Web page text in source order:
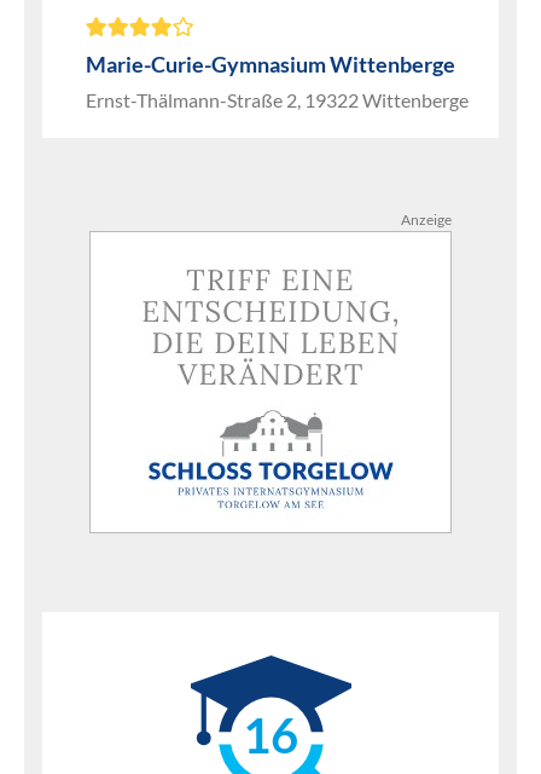
Marie-Curie-Gymnasium Wittenberge
Ernst-Thälmann-Straße 2, 19322 Wittenberge
Anzeige
16